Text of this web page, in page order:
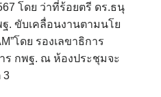
โดย ว่าที่ร้อยตรี ดร.ธนุ
. ขับเคลื่อนงานตามนโย
โดย รองเลขาธิการ
ร กพฐ. ณ ห้องประชุมจะ
3